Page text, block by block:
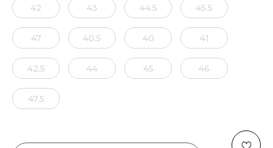
42 43 44.5 45.5
47 40.5 40 41
42.5 44 45 46
47.5